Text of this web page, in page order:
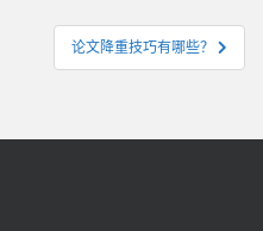
论文降重技巧有哪些？